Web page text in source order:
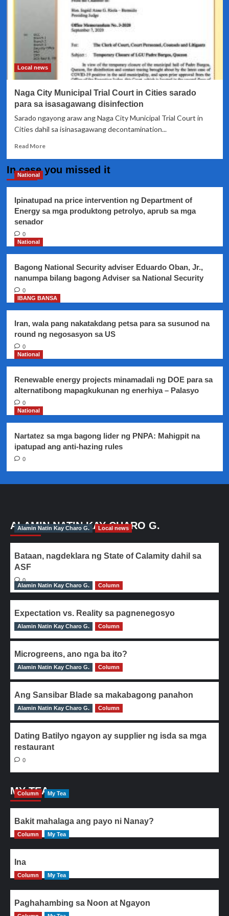
Local news
Naga City Municipal Trial Court in Cities sarado
para sa isasagawang disinfection
Sarado ngayong araw ang Naga City Municipal Trial Court in
Cities dahil sa isinasagawang decontamination...
Read MoreRead
Naga
Trial
Court
isasagawang
disinfection
In case you missed it
National
Ipinatupad na price intervention ng Department of
Energy sa mga produktong petrolyo, aprub sa mga
senador
0
National
Bagong National Security adviser Eduardo Oban, Jr.,
nanumpa bilang bagong Adviser sa National Security
0
IBANG BANSA
Iran, wala pang nakatakdang petsa para sa susunod na
round ng negosasyon sa US
0
National
Renewable energy projects minamadali ng DOE para sa
alternatibong mapagkukunan ng enerhiya – Palasyo
0
National
Nartatez sa mga bagong lider ng PNPA: Mahigpit na
ipatupad ang anti-hazing rules
0
ALAMIN NATIN KAY CHARO G.
Alamin Natin Kay Charo G. Local news
Bataan, nagdeklara ng State of Calamity dahil sa
ASF
0
Alamin Natin Kay Charo G.
Column
Expectation vs. Reality sa pagnenegosyo
0
Alamin Natin Kay Charo G. Column
Microgreens, ano nga ba ito?
0
Alamin Natin Kay Charo G. Column
Ang Sansibar Blade sa makabagong panahon
0
Alamin Natin Kay Charo G. Column
Dating Batilyo ngayon ay supplier ng isda sa mga
restaurant
0
MY TEA
Column My Tea
Bakit mahalaga ang payo ni Nanay?
Column My Tea
Ina
Column My Tea
Paghahambing sa Noon at Ngayon